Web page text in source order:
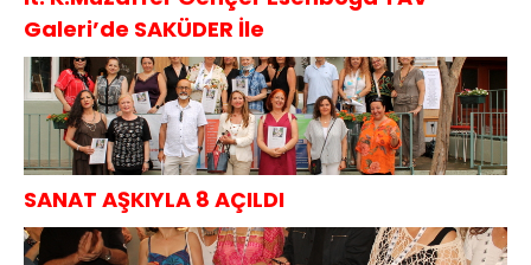
Galeri’de SAKÜDER İle
SANAT AŞKIYLA 8 AÇILDI